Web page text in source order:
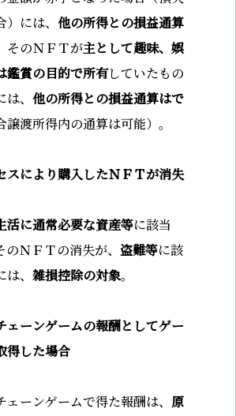
）には、他の所得との損益通算
そのＮＦＴが主として趣味、娯
鑑賞の目的で所有していたもの
は、他の所得との損益通算はで
譲渡所得内の通算は可能）。
スにより購入したＮＦＴが消失
活に通常必要な資産等に該当
のＮＦＴの消失が、盗難等に該
は、雑損控除の対象。
ェーンゲームの報酬としてゲー
得した場合
ェーンゲームで得た報酬は、 原